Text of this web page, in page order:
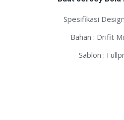
Spesifikasi
Bahan : Drifit
Sablon :